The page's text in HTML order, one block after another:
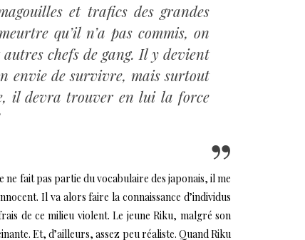
et trafics des grandes
qu’il n’a pas commis, on
chefs de gang. Il y devient
envie de survivre, mais surtout
il devra trouver en lui la force
ne fait pas partie du vocabulaire des japonais, il me
Il va alors faire la connaissance d’individus
de ce milieu violent. Le jeune Riku, malgré son
Et, d’ailleurs, assez peu réaliste. Quand Riku